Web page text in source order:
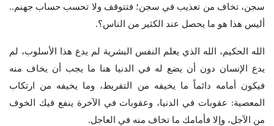
سجن، تخاف من تعذيب في سجن؛ فتتوقف ولا تحسب حساب جهنم..
أليس هذا هو ما يحصل عند الكثير من الناس؟.
الله الحكيم، الله الذي يعلم النفس البشرية لم يدع هذا الأسلوب، لم
يدع الإنسان دون أن يضع له في الدنيا هنا ما يجب أن يخاف منه
فيكون أمامه دائماً ما يخيفه من التفريط، وما يخيفه من ارتكاب
المعصية: عقوبات في الدنيا، وعقوبات في الآخرة ينفع فيك الخوف
من الآجل، وإلا فأمامك ما تخاف منه في العاجل.